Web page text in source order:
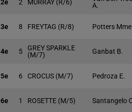
2e 2 MURRAY (R/6)
A.
3e 8 FREYTAG (R/8) Potters Mme
4e 5
GREY SPARKLE
(M/7)
Ganbat B.
5e 6 CROCUS (M/7) Pedroza E.
6e 1 ROSETTE (M/5) Santangelo